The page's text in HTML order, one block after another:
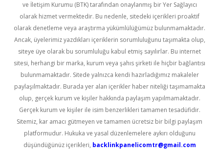
ve İletişim Kurumu (BTK) tarafından onaylanmış bir Yer Sağlayıcı
olarak hizmet vermektedir. Bu nedenle, sitedeki içerikleri proaktif
olarak denetleme veya araştırma yükümlülüğümüz bulunmamaktadır.
Ancak, üyelerimiz yazdıkları içeriklerin sorumluluğunu taşımakta olup,
siteye üye olarak bu sorumluluğu kabul etmiş sayılırlar. Bu internet
sitesi, herhangi bir marka, kurum veya şahıs şirketi ile hiçbir bağlantısı
bulunmamaktadır. Sitede yalnızca kendi hazırladığımız makaleler
paylaşılmaktadır. Burada yer alan içerikler haber niteliği taşımamakta
olup, gerçek kurum ve kişiler hakkında paylaşım yapılmamaktadır.
Gerçek kurum ve kişiler ile isim benzerlikleri tamamen tesadüfidir.
Sitemiz, kar amacı gütmeyen ve tamamen ücretsiz bir bilgi paylaşım
platformudur. Hukuka ve yasal düzenlemelere aykırı olduğunu
düşündüğünüz içerikleri, backlinkpanelicomtr@gmail.com